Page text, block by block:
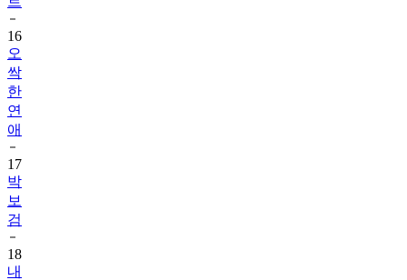
16
오
싹
한
연
애
17
박
보
검
18
내